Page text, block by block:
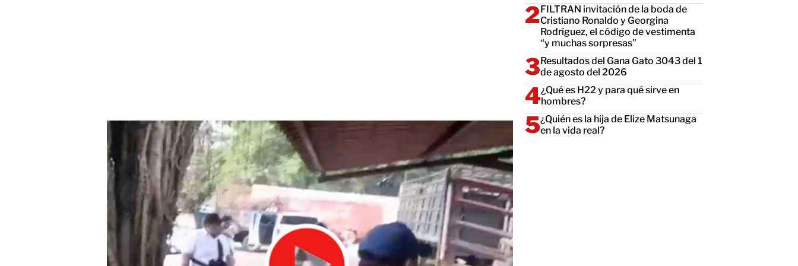
FILTRAN invitación de la boda de
Cristiano Ronaldo y Georgina
Rodríguez, el código de vestimenta
“y muchas sorpresas”
Resultados del Gana Gato 3043 del 1
de agosto del 2026
¿Qué es H22 y para qué sirve en
hombres?
¿Quién es la hija de Elize Matsunaga
en la vida real?